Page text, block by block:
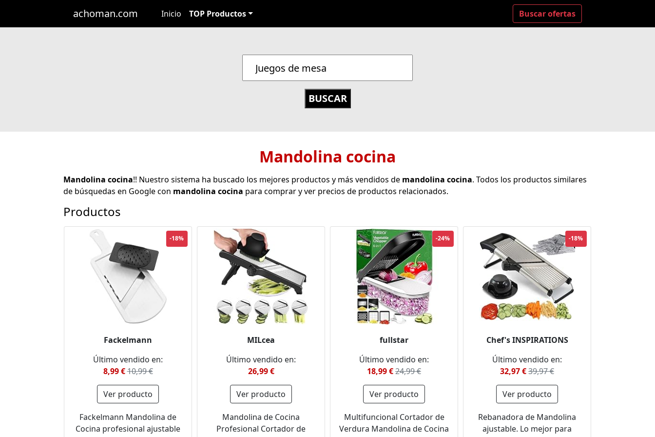
achoman.com Inicio TOP Productos Buscar ofertas
Mandolina cocina
Mandolina cocina!! Nuestro sistema ha buscado los mejores productos y más vendidos de mandolina cocina. Todos los productos similares
de búsquedas en Google con mandolina cocina para comprar y ver precios de productos relacionados.
Productos
-18%
Fackelmann
Último vendido en:
8,99 €10,99 €
Ver producto
Fackelmann Mandolina de
Cocina profesional ajustable
MILcea
Último vendido en:
26,99 €
Ver producto
Mandolina de Cocina
Profesional Cortador de
-24%
fullstar
Último vendido en:
18,99 €24,99 €
Ver producto
Multifuncional Cortador de
Verdura Mandolina de Cocina
-18%
Chef's INSPIRATIONS
Último vendido en:
32,97 €39,97 €
Ver producto
Rebanadora de Mandolina
ajustable. Lo mejor para